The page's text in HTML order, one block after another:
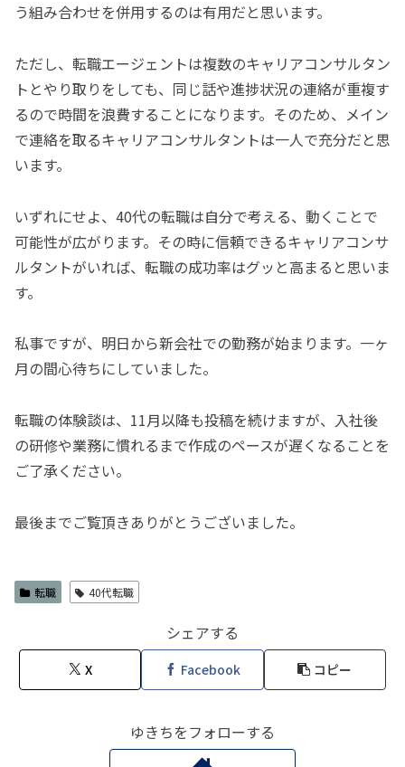
う組み合わせを併用するのは有用だと思います。
ただし、転職エージェントは複数のキャリアコンサルタン
トとやり取りをしても、同じ話や進捗状況の連絡が重複す
るので時間を浪費することになります。そのため、メイン
で連絡を取るキャリアコンサルタントは一人で充分だと思
います。
いずれにせよ、40代の転職は自分で考える、動くことで
可能性が広がります。その時に信頼できるキャリアコンサ
ルタントがいれば、転職の成功率はグッと高まると思いま
す。
私事ですが、明日から新会社での勤務が始まります。一ヶ
月の間心待ちにしていました。
転職の体験談は、11月以降も投稿を続けますが、入社後
の研修や業務に慣れるまで作成のペースが遅くなることを
ご了承ください。
最後までご覧頂きありがとうございました。
転職 40代転職
シェアする
X Facebook コピー
ゆきちをフォローする